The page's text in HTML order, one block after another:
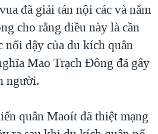
TẠI DẢI GAZA
ĐƯỜNG
HẠ 'BÊN THẮNG CUỘC'
AFGHANISTAN
đã giải tán nội các và nắm
cho rằng điều này là cần
nổi dậy của du kích quân
Mao Trạch Đông đã gây
người.
quân Maoít đã thiệt mạng